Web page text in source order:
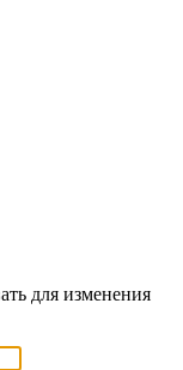
для изменения